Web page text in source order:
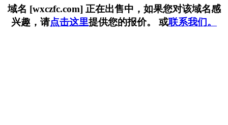
域名 [wxczfc.com] 正在出售中，如果您对该域名感
兴趣，请点击这里提供您的报价。 或联系我们。